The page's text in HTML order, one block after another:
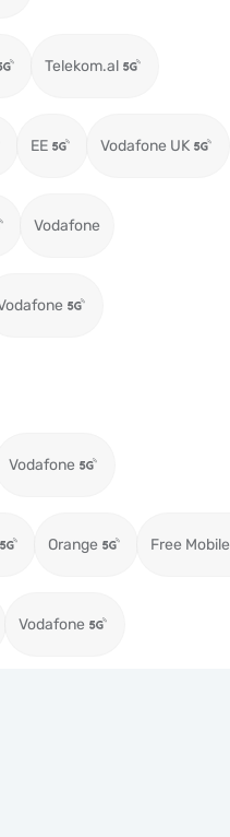
Telekom.al
EE Vodafone UK
Vodafone
Vodafone
Orange Free Mobile
Vodafone